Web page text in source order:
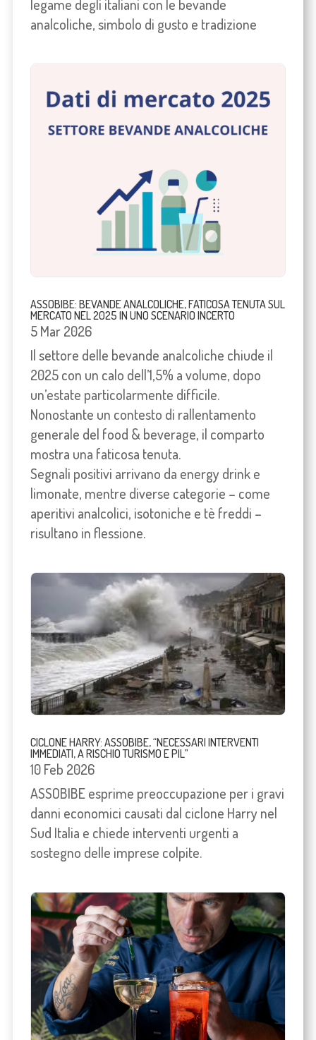
legame degli italiani con le bevande
analcoliche, simbolo di gusto e tradizione
ASSOBIBE: BEVANDE ANALCOLICHE, FATICOSA TENUTA SUL
MERCATO NEL 2025 IN UNO SCENARIO INCERTO
5 Mar 2026
Il settore delle bevande analcoliche chiude il
2025 con un calo dell’1,5% a volume, dopo
un’estate particolarmente difficile.
Nonostante un contesto di rallentamento
generale del food & beverage, il comparto
mostra una faticosa tenuta.
Segnali positivi arrivano da energy drink e
limonate, mentre diverse categorie – come
aperitivi analcolici, isotoniche e tè freddi –
risultano in flessione.
CICLONE HARRY: ASSOBIBE, “NECESSARI INTERVENTI
IMMEDIATI, A RISCHIO TURISMO E PIL”
10 Feb 2026
ASSOBIBE esprime preoccupazione per i gravi
danni economici causati dal ciclone Harry nel
Sud Italia e chiede interventi urgenti a
sostegno delle imprese colpite.